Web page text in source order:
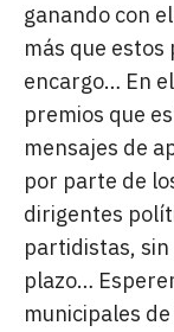
ganando con
más que
encargo… En
premios que
mensajes de
por parte de
dirigentes
partidistas,
plazo…
municipales